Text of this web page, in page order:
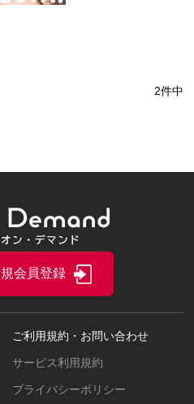
2件中
ご利用規約・お問い合わせ
サービス利用規約
プライバシーポリシー
会員登録